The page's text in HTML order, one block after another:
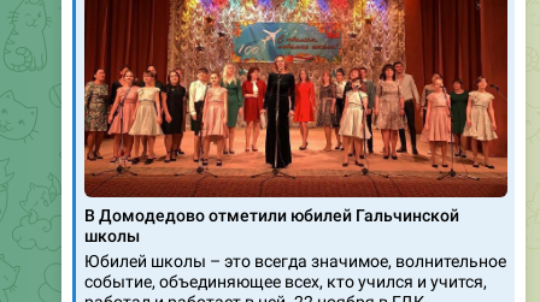
В Домодедово отметили юбилей Гальчинской
школы
Юбилей школы – это всегда значимое, волнительное
событие, объединяющее всех, кто учился и учится,
работал и работает в ней. 22 ноября в ГДК
«Барыбино» прошло необычное торжественное
мероприятие…